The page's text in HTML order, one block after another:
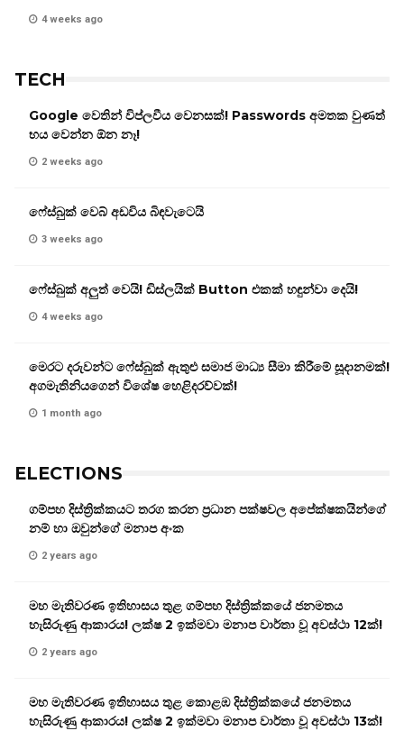
4 weeks ago
TECH
Google වෙතින් විප්ලවීය වෙනසක්! Passwords අමතක වුණත්
භය වෙන්න ඕන නෑ!
2 weeks ago
ෆේස්බුක් වෙබ් අඩවිය බිඳවැටෙයි
3 weeks ago
ෆේස්බුක් අලුත් වෙයි! ඩිස්ලයික් Button එකක් හඳුන්වා දෙයි!
4 weeks ago
මෙරට දරුවන්ට ෆේස්බුක් ඇතුළු සමාජ මාධ්‍ය සීමා කිරීමේ සූදානමක්!
අගමැතිනියගෙන් විශේෂ හෙළිදරව්වක්!
1 month ago
ELECTIONS
ගම්පහ දිස්ත්‍රික්කයට තරග කරන ප්‍රධාන පක්ෂවල අපේක්ෂකයින්ගේ
නම් හා ඔවුන්ගේ මනාප අංක
2 years ago
මහ මැතිවරණ ඉතිහාසය තුළ ගම්පහ දිස්ත්‍රික්කයේ ජනමතය
හැසිරුණු ආකාරය! ලක්ෂ 2 ඉක්මවා මනාප වාර්තා වූ අවස්ථා 12ක්!
2 years ago
මහ මැතිවරණ ඉතිහාසය තුළ කොළඹ දිස්ත්‍රික්කයේ ජනමතය
හැසිරුණු ආකාරය! ලක්ෂ 2 ඉක්මවා මනාප වාර්තා වූ අවස්ථා 13ක්!